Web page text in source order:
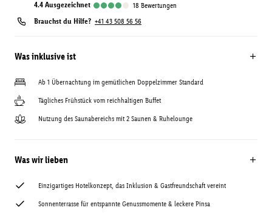
4.4 ausgezeichnet 18 Bewertungen
Brauchst du Hilfe? +41 43 508 56 56
Was inklusive ist
Ab 1 Übernachtung im gemütlichen Doppelzimmer Standard
Tägliches Frühstück vom reichhaltigen Buffet
Nutzung des Saunabereichs mit 2 Saunen & Ruhelounge
Was wir lieben
Einzigartiges Hotelkonzept, das Inklusion & Gastfreundschaft vereint
Sonnenterrasse für entspannte Genussmomente & leckere Pinsa